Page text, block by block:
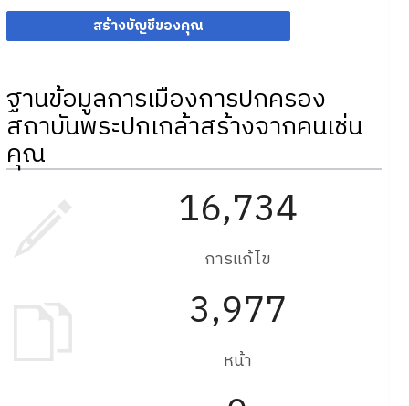
สร้างบัญชีของคุณ
ฐานข้อมูลการเมืองการปกครอง
สถาบันพระปกเกล้าสร้างจากคนเช่น
คุณ
16,734
การแก้ไข
3,977
หน้า